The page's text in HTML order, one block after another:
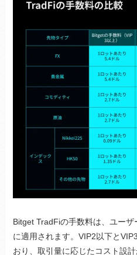
Bitget TradFiの手数料は、ユー
に適用されます。VIP2以下と
おり、取引量に応じたコスト設計